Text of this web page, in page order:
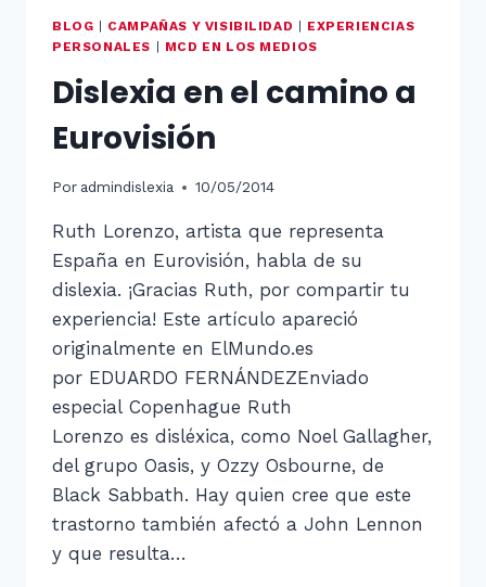
BLOG | CAMPAÑAS Y VISIBILIDAD | EXPERIENCIAS
PERSONALES | MCD EN LOS MEDIOS
Dislexia en el camino a
Eurovisión
Por admindislexia 10/05/2014
Ruth Lorenzo, artista que representa
España en Eurovisión, habla de su
dislexia. ¡Gracias Ruth, por compartir tu
experiencia! Este artículo apareció
originalmente en ElMundo.es
por EDUARDO FERNÁNDEZEnviado
especial Copenhague Ruth
Lorenzo es disléxica, como Noel Gallagher,
del grupo Oasis, y Ozzy Osbourne, de
Black Sabbath. Hay quien cree que este
trastorno también afectó a John Lennon
y que resulta…